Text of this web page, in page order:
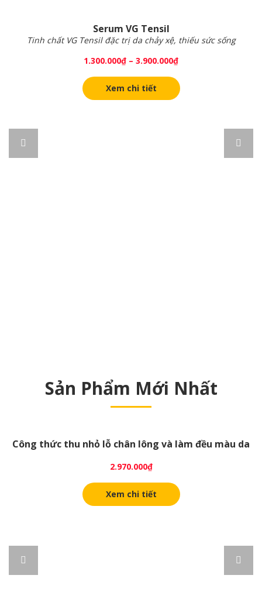
Serum VG Tensil
Tinh chất VG Tensil đặc trị da chảy xệ, thiếu sức sống
1.300.000₫ – 3.900.000₫
Xem chi tiết
Sản Phẩm Mới Nhất
Công thức thu nhỏ lỗ chân lông và làm đều màu da
2.970.000₫
Xem chi tiết